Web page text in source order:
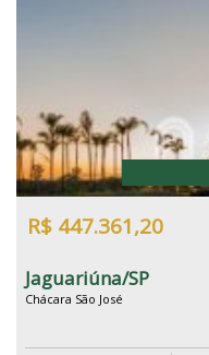
R$ 447.361,20
Jaguariúna/SP
Chácara São José